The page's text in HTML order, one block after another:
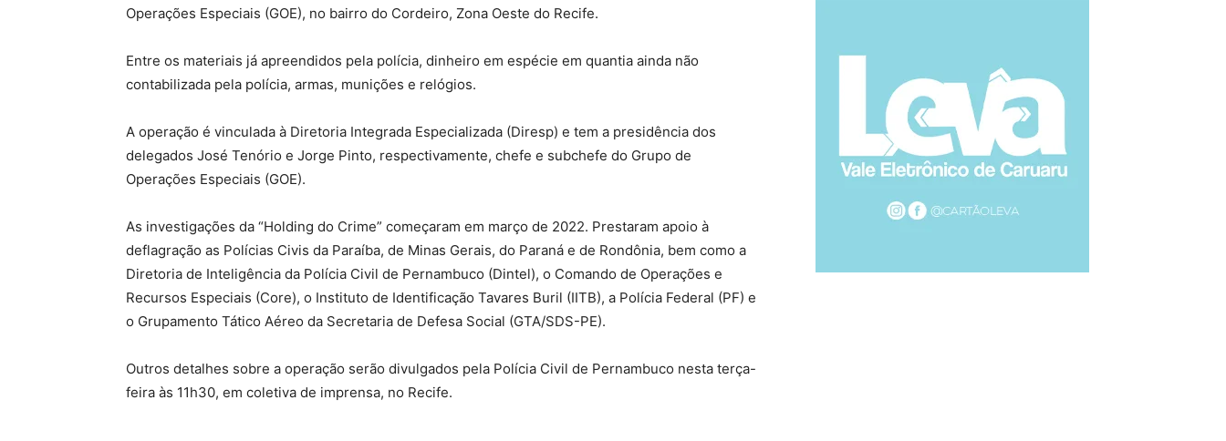
Operações Especiais (GOE), no bairro do Cordeiro, Zona Oeste do Recife.
Entre os materiais já apreendidos pela polícia, dinheiro em espécie em quantia ainda não
contabilizada pela polícia, armas, munições e relógios.
A operação é vinculada à Diretoria Integrada Especializada (Diresp) e tem a presidência dos
delegados José Tenório e Jorge Pinto, respectivamente, chefe e subchefe do Grupo de
Operações Especiais (GOE).
As investigações da “Holding do Crime” começaram em março de 2022. Prestaram apoio à
deflagração as Polícias Civis da Paraíba, de Minas Gerais, do Paraná e de Rondônia, bem como a
Diretoria de Inteligência da Polícia Civil de Pernambuco (Dintel), o Comando de Operações e
Recursos Especiais (Core), o Instituto de Identificação Tavares Buril (IITB), a Polícia Federal (PF) e
o Grupamento Tático Aéreo da Secretaria de Defesa Social (GTA/SDS-PE).
Outros detalhes sobre a operação serão divulgados pela Polícia Civil de Pernambuco nesta terça-
feira às 11h30, em coletiva de imprensa, no Recife.